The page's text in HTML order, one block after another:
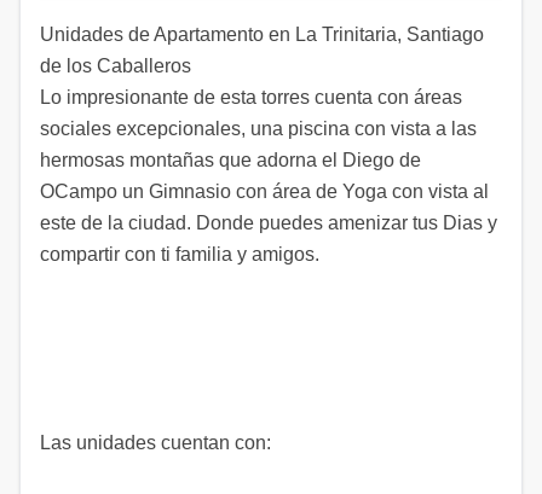
Unidades de Apartamento en La Trinitaria, Santiago
de los Caballeros
Lo impresionante de esta torres cuenta con áreas
sociales excepcionales, una piscina con vista a las
hermosas montañas que adorna el Diego de
OCampo un Gimnasio con área de Yoga con vista al
este de la ciudad. Donde puedes amenizar tus Dias y
compartir con ti familia y amigos.
Las unidades cuentan con: